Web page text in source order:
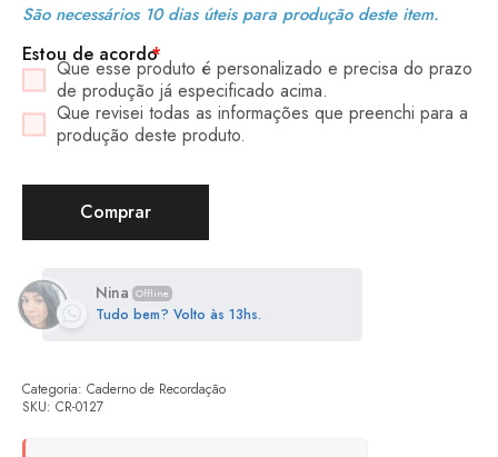
São necessários 10 dias úteis para produção deste item.
*
Estou de acordo
Que esse produto é personalizado e precisa do prazo
de produção já especificado acima.
Que revisei todas as informações que preenchi para a
produção deste produto.
Comprar
Nina Offline
Tudo bem? Volto às 13hs.
SKU: CR-0127
Categoria: Caderno de Recordação